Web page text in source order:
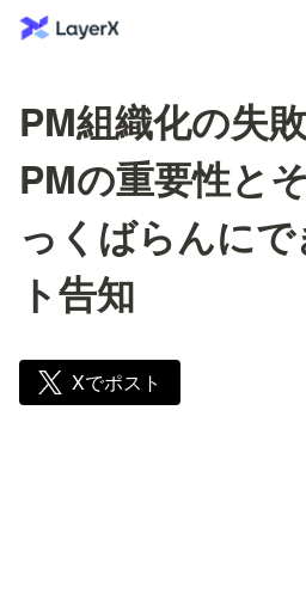
PM組織化の失
PMの重要性と
っくばらんに
ト告知
Xでポスト